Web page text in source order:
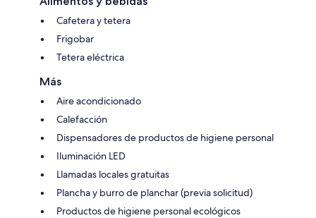
Cafetera y tetera
Frigobar
Tetera eléctrica
Más
Aire acondicionado
Calefacción
Dispensadores de productos de higiene personal
Iluminación LED
Llamadas locales gratuitas
Plancha y burro de planchar (previa solicitud)
Productos de higiene personal ecológicos